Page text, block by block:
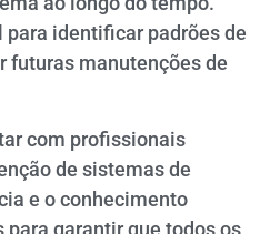
para identificar padrões de
futuras manutenções de
com profissionais
de sistemas de
e o conhecimento
garantir que todos os